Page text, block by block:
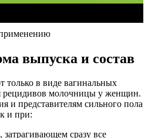
выпуска и состав
только в виде вагинальных
рецидивов молочницы у женщин.
и представителям сильного пола
и при:
затрагивающем сразу все